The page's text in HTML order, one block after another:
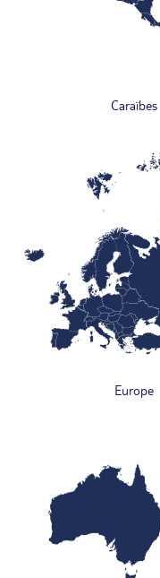
Caraïbes
Europe